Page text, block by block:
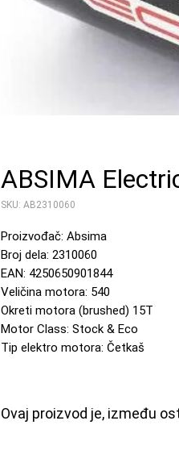
ABSIMA
SKU: AB2310060
Proizvođač: Absima
Broj dela: 2310060
EAN: 4250650901844
Veličina motora: 540
Okreti motora (brushed) 15T
Motor Class: Stock & Eco
Tip elektro motora: Četkaš
Ovaj proizvod je, između